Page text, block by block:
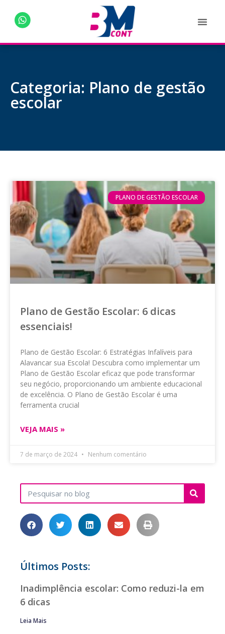
Categoria: Plano de gestão
escolar
PLANO DE GESTÃO ESCOLAR
Plano de Gestão Escolar: 6 dicas
essenciais!
Plano de Gestão Escolar: 6 Estratégias Infalíveis para
Alavancar sua Escola! Descubra como implementar um
Plano de Gestão Escolar eficaz que pode transformar
seu negócio, proporcionando um ambiente educacional
de excelência. O Plano de Gestão Escolar é uma
ferramenta crucial
VEJA MAIS »
7 de março de 2024 Nenhum comentário
Últimos Posts:
Inadimplência escolar: Como reduzi-la em
6 dicas
Leia Mais